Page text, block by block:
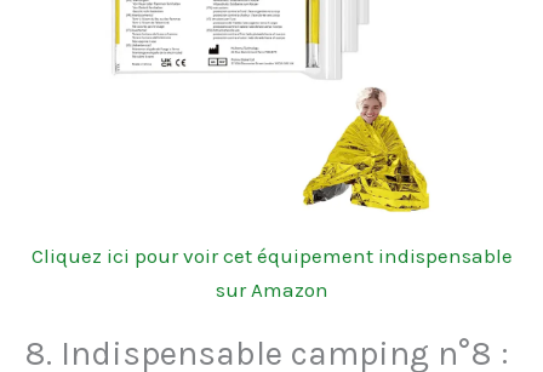
Cliquez ici pour voir cet équipement indispensable
sur Amazon
8. Indispensable camping n°8 :